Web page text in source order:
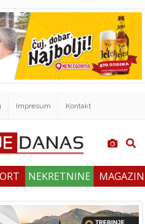
Impresum Kontakt
NEKRETNINE